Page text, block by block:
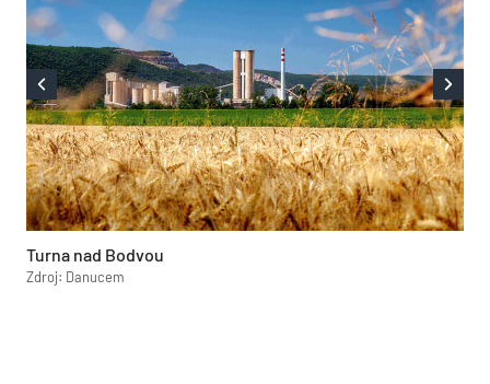
Turna nad Bodvou
Zdroj: Danucem